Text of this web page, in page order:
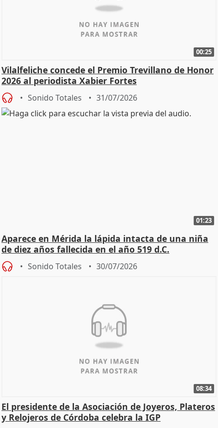
00:25
Vilalfeliche concede el Premio Trevillano de Honor
2026 al periodista Xabier Fortes
Sonido Totales 31/07/2026
01:23
Aparece en Mérida la lápida intacta de una niña
de diez años fallecida en el año 519 d.C.
Sonido Totales 30/07/2026
08:34
El presidente de la Asociación de Joyeros, Plateros
y Relojeros de Córdoba celebra la IGP